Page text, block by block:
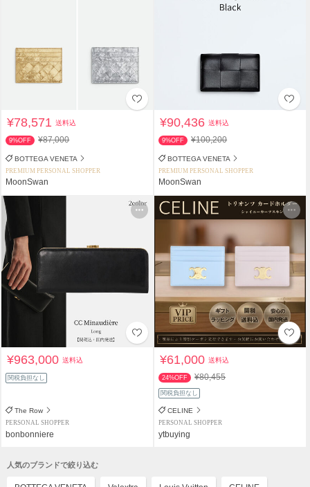
¥78,571送料込
9%OFF ¥87,000
BOTTEGA VENETA
PREMIUM PERSONAL SHOPPER
MoonSwan
¥90,436送料込
9%OFF ¥100,200
BOTTEGA VENETA
PREMIUM PERSONAL SHOPPER
MoonSwan
¥963,000送料込
関税負担なし
The Row
PERSONAL SHOPPER
bonbonniere
¥61,000送料込
24%OFF ¥80,455
関税負担なし
CELINE
PERSONAL SHOPPER
ytbuying
人気のブランドで絞り込む